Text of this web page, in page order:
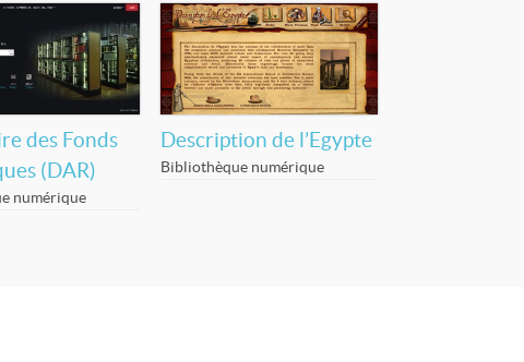
des Fonds
(DAR)
numérique
Description de l’Egypte
Bibliothèque numérique